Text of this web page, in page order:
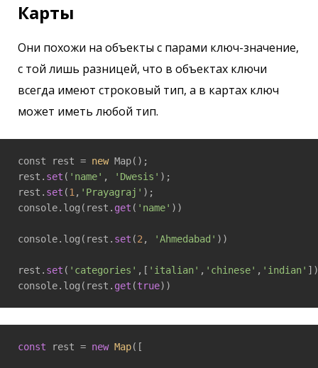
Карты
Они похожи на объекты с парами ключ-значение,
с той лишь разницей, что в объектах ключи
всегда имеют строковый тип, а в картах ключ
может иметь любой тип.
const rest = new Map();
rest. set ( 'name' , 'Dwesis' );
rest. set (1 , 'Prayagraj' );
console.log(rest. get ( 'name' ))
console.log(rest. set (2 , 'Ahmedabad' ))
rest. set ( 'categories' ,[ 'italian' , 'chinese' , 'indian'
console.log(rest. get (true))
const rest = new Map([